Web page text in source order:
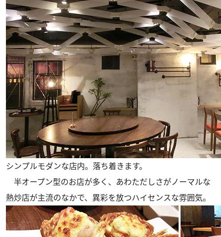
シンプルモダンな店内。落ち着きます。
半オープン型のお店が多く、あわただしさがノーマルな
熱炒店が主流のなかで、異彩を放つハイセンスな雰囲気。